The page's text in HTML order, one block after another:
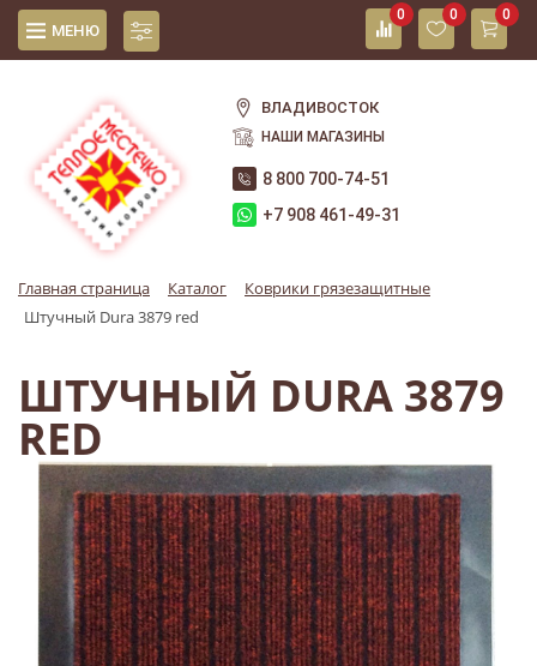
МЕНЮ
0 0 0
ВЛАДИВОСТОК
НАШИ МАГАЗИНЫ
8 800 700-74-51
+7 908 461-49-31
Главная страница Каталог
Коврики грязезащитные
Штучный Dura 3879 red
ШТУЧНЫЙ DURA 3879
RED